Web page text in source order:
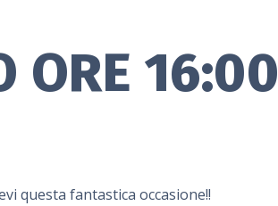
ORE 16:00
questa fantastica occasione!!